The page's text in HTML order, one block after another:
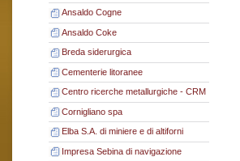
Ansaldo Cogne
Ansaldo Coke
Breda siderurgica
Cementerie litoranee
Centro ricerche metallurgiche - CRM
Cornigliano spa
Elba S.A. di miniere e di altiforni
Impresa Sebina di navigazione